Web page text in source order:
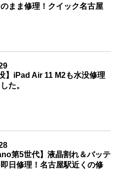
まま修理！クイック名古屋
】iPad Air 11 M2も水没修理
た。
第5世代】液晶割れ＆バッテ
日修理！名古屋駅近くの修